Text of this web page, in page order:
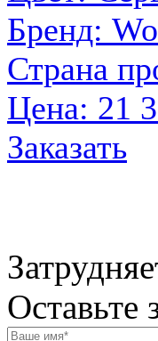
Бренд:
Страна
Цена: 21
Заказать
Оставьте